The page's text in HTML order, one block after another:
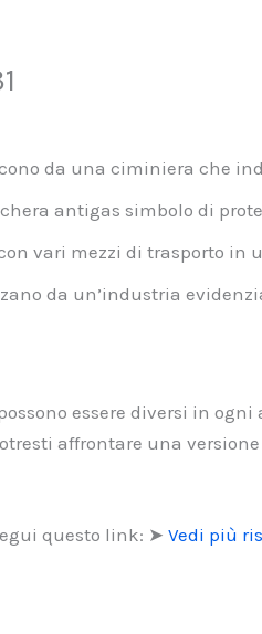
da una ciminiera che
antigas simbolo di
vari mezzi di trasporto
da un’industria
essere diversi in
affrontare una
questo link: ➤ Vedi più